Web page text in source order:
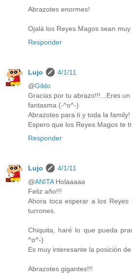
Abrazotes enormes!
Ojalá los Reyes Magos sean
Responder
Lujo
4/1/11
@Gildo
Gracias por tu abrazo!!!...Eres
fantasma (-^o^-)
Abrazotes para ti y toda la family!
Espero que los Reyes Magos te
Responder
Lujo
4/1/11
@ANITAHolaaaaa
Feliz año!!!
Ahora toca esperar a los
turrones.
Chiquita, haré lo que pueda
^o^-)
Es muy interesante la posición
Abrazotes gigantes!!!